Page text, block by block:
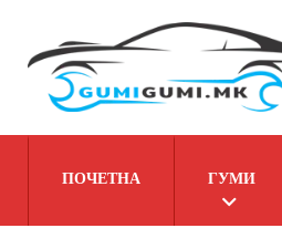
ПОЧЕТНА ГУМИ